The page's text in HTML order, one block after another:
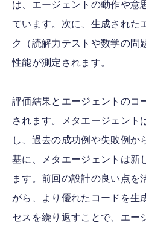
は、エージェントの動作や意
ています。次に、生成された
ク（読解力テストや数学の問
性能が測定されます。
評価結果とエージェントのコ
されます。メタエージェント
し、過去の成功例や失敗例か
基に、メタエージェントは新
ます。前回の設計の良い点を
がら、より優れたコードを生
セスを繰り返すことで、エー